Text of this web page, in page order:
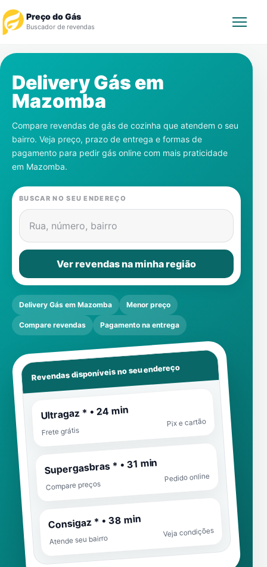
Preço do Gás
Buscador de revendas
Revendedor
Notícias
Cadastre-se
Gás
Contatos
Delivery Gás em
Mazomba
Compare revendas de gás de cozinha que atendem o seu
bairro. Veja preço, prazo de entrega e formas de
pagamento para pedir gás online com mais praticidade
em Mazomba.
BUSCAR NO SEU ENDEREÇO
Rua, número, bairro
Ver revendas na minha região
Delivery Gás em Mazomba Menor preço
Compare revendas Pagamento na entrega
Revendas disponíveis no seu endereço
Ultragaz * • 24 min
Frete grátis
Pix e cartão
Supergasbras * • 31 min
Compare preços
Pedido online
Consigaz * • 38 min
Atende seu bairro
Veja condições